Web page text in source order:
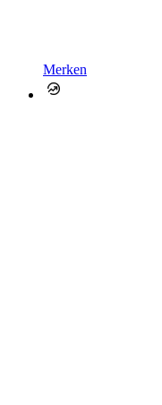
Merken